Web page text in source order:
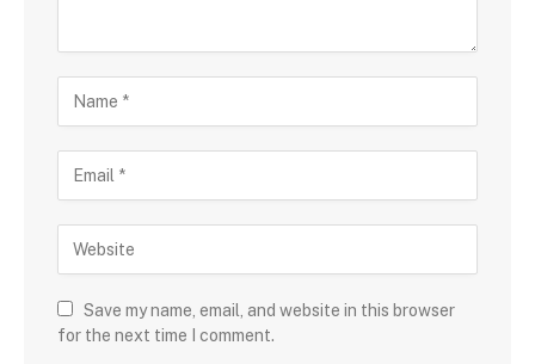
Save my name, email, and website in this browser
for the next time I comment.